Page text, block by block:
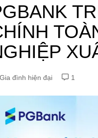
Gia đình hiện đại 1